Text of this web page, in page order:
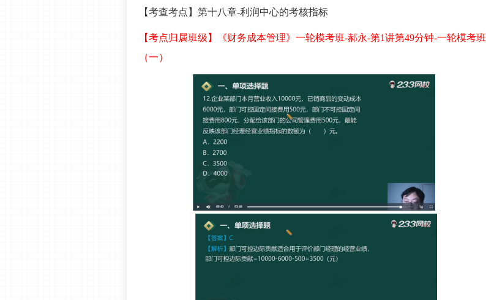
【考查考点】第十八章-利润中心的考核指标
【考点归属班级】《财务成本管理》一轮模考班-郝永-第1讲第49分钟-一轮模考班
（一）